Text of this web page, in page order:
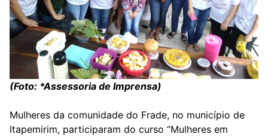
(Foto: *Assessoria de Imprensa)
Mulheres da comunidade do Frade, no município de
Itapemirim, participaram do curso “Mulheres em